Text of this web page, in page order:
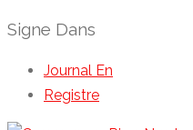
Signe Dans
Journal En
Registre